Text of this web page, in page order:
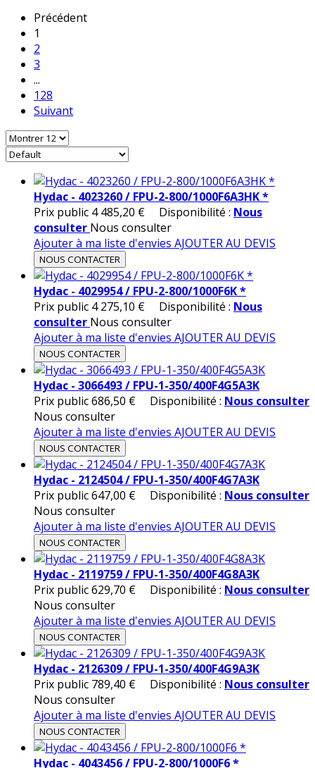
Précédent
1
2
3
...
128
Suivant
Hydac - 4023260 / FPU-2-800/1000F6A3HK *
Prix public 4 485,20 € Disponibilité : Nous
consulter Nous consulter
Ajouter à ma liste d'envies AJOUTER AU DEVIS
NOUS CONTACTER
Hydac - 4029954 / FPU-2-800/1000F6K *
Prix public 4 275,10 € Disponibilité : Nous
consulter Nous consulter
Ajouter à ma liste d'envies AJOUTER AU DEVIS
NOUS CONTACTER
Hydac - 3066493 / FPU-1-350/400F4G5A3K
Prix public686,50 € Disponibilité : Nous consulter
Nous consulter
Ajouter à ma liste d'envies AJOUTER AU DEVIS
NOUS CONTACTER
Hydac - 2124504 / FPU-1-350/400F4G7A3K
Prix public647,00 € Disponibilité : Nous consulter
Nous consulter
Ajouter à ma liste d'envies AJOUTER AU DEVIS
NOUS CONTACTER
Hydac - 2119759 / FPU-1-350/400F4G8A3K
Prix public629,70 € Disponibilité : Nous consulter
Nous consulter
Ajouter à ma liste d'envies AJOUTER AU DEVIS
NOUS CONTACTER
Hydac - 2126309 / FPU-1-350/400F4G9A3K
Prix public 789,40 € Disponibilité : Nous consulter
Nous consulter
Ajouter à ma liste d'envies AJOUTER AU DEVIS
NOUS CONTACTER
Hydac - 4043456 / FPU-2-800/1000F6 *